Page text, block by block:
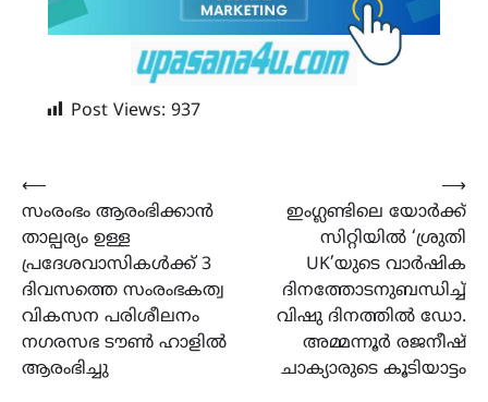
Post Views: 937
Post
navigation
⟵
സംരംഭം ആരംഭിക്കാൻ
താല്പര്യം ഉള്ള
പ്രദേശവാസികൾക്ക് 3
ദിവസത്തെ സംരംഭകത്വ
വികസന പരിശീലനം
നഗരസഭ ടൗൺ ഹാളിൽ
ആരംഭിച്ചു
ഇംഗ്ലണ്ടിലെ യോർക്ക്
സിറ്റിയിൽ ‘ശ്രുതി
UK’യുടെ വാർഷിക
ദിനത്തോടനുബന്ധിച്ച്
വിഷു ദിനത്തിൽ ഡോ.
അമ്മന്നൂർ രജനീഷ്
ചാക്യാരുടെ കൂടിയാട്ടം
⟶